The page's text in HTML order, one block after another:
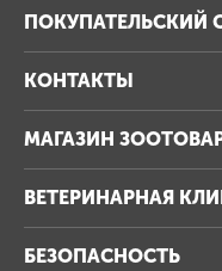
ПОКУПАТЕЛЬСКИЙ
КОНТАКТЫ
МАГАЗИН
ВЕТЕРИНАРНАЯ
БЕЗОПАСНОСТЬ